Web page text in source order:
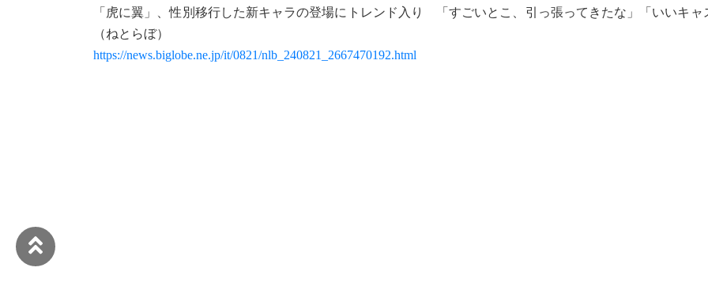
「虎に翼」、性別移行した新キャラの登場にトレンド入り 「すごいとこ、引っ張ってきたな」「いいキャ
（ねとらぼ）
https://news.biglobe.ne.jp/it/0821/nlb_240821_2667470192.html